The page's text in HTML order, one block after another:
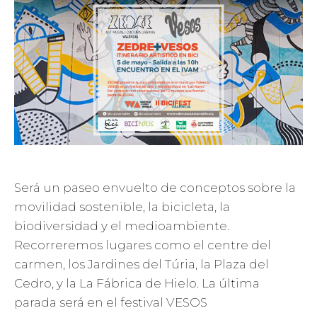
Será un paseo envuelto de conceptos sobre la
movilidad sostenible, la bicicleta, la
biodiversidad y el medioambiente.
Recorreremos lugares como el centre del
carmen, los Jardines del Túria, la Plaza del
Cedro, y la La Fábrica de Hielo. La última
parada será en el festival VESOS